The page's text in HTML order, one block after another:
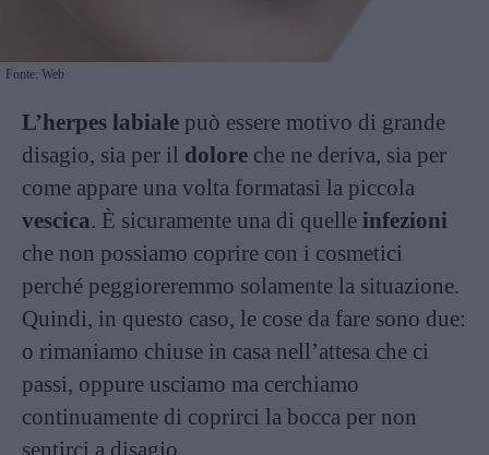
Fonte: Web
L’herpes labiale può essere motivo di grande
disagio, sia per il dolore che ne deriva, sia per
come appare una volta formatasi la piccola
vescica. È sicuramente una di quelle infezioni
che non possiamo coprire con i cosmetici
perché peggioreremmo solamente la situazione.
Quindi, in questo caso, le cose da fare sono due:
o rimaniamo chiuse in casa nell’attesa che ci
passi, oppure usciamo ma cerchiamo
continuamente di coprirci la bocca per non
sentirci a disagio.